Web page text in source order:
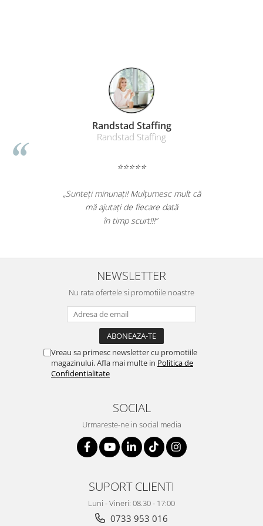
Table magnetice (whiteboard-uri)
Incarcatoare wireless
Incarcatoare cu fir si auto
Ceasuri smart - Smartwatch
Accesorii localizare (FindMy)
Cartuse, tonere, consumabile PC
Periferice PC si accesorii
Tehnica si mobilier pentru birou
Ghilotine și Trimmere
Distrugatoare documente
Cosuri de gunoi pentru birou
Scaune, birouri si produse
Randstad Staffing
Randstad Staffing
⭐⭐⭐⭐⭐
„Sunteți minunați! Mulțumesc mult că
mă ajutați de fiecare dată
în timp scurt!!!”
NEWSLETTER
Nu rata ofertele si promotiile noastre
Vreau sa primesc newsletter cu promotiile
magazinului. Afla mai multe in Politica de
Confidentialitate
SOCIAL
Urmareste-ne in social media
SUPORT CLIENTI
Luni - Vineri: 08.30 - 17:00
0733 953 016